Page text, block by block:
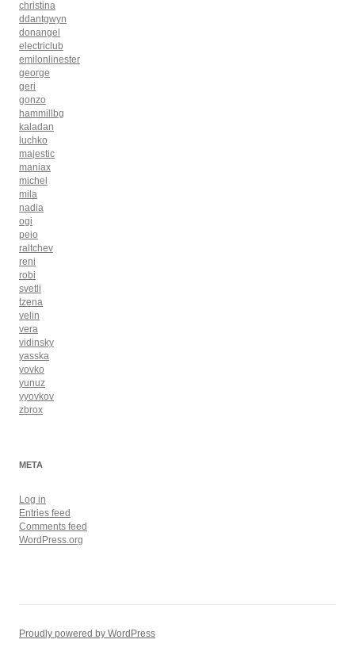
christina
ddantgwyn
donangel
electriclub
emilonlinester
george
geri
gonzo
hammillbg
kaladan
luchko
majestic
maniax
michel
mila
nadia
ogi
peio
raltchev
reni
robi
svetli
tzena
velin
vera
vidinsky
yasska
yovko
yunuz
yyovkov
zbrox
META
Log in
Entries feed
Comments feed
WordPress.org
Proudly powered by WordPress